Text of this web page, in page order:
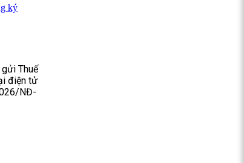
ký
Thuế
điện tử
NĐ-